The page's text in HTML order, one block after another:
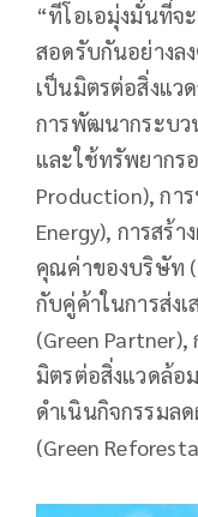
“ทีโอเอมุ่งมั่นที่จ
สอดรับกันอย่าง
เป็นมิตรต่อสิ่งแว
การพัฒนากระบว
และใช้ทรัพยากร
Production), กา
Energy), การสร้
คุณค่าของบริษัท
กับคู่ค้าในการส่ง
(Green
มิตรต่อสิ่งแวดล้อ
ดำเนินกิจกรรมล
(Green